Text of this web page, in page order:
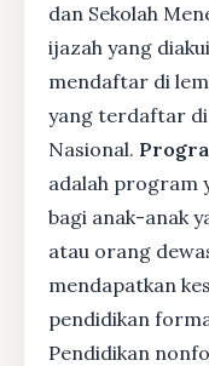
dan Sekolah
ijazah yang
mendaftar di
yang terdaftar
Nasional.
adalah program
bagi anak-anak
atau orang
mendapatkan
pendidikan
Pendidikan